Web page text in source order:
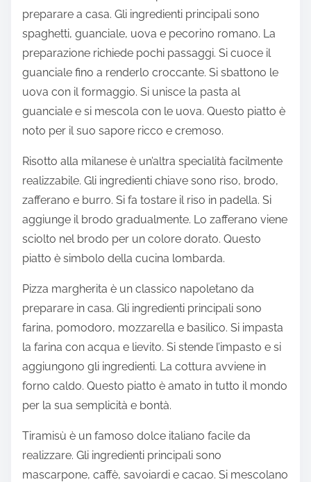
preparare a casa. Gli ingredienti principali sono
spaghetti, guanciale, uova e pecorino romano. La
preparazione richiede pochi passaggi. Si cuoce il
guanciale fino a renderlo croccante. Si sbattono le
uova con il formaggio. Si unisce la pasta al
guanciale e si mescola con le uova. Questo piatto è
noto per il suo sapore ricco e cremoso.
Risotto alla milanese è un’altra specialità facilmente
realizzabile. Gli ingredienti chiave sono riso, brodo,
zafferano e burro. Si fa tostare il riso in padella. Si
aggiunge il brodo gradualmente. Lo zafferano viene
sciolto nel brodo per un colore dorato. Questo
piatto è simbolo della cucina lombarda.
Pizza margherita è un classico napoletano da
preparare in casa. Gli ingredienti principali sono
farina, pomodoro, mozzarella e basilico. Si impasta
la farina con acqua e lievito. Si stende l’impasto e si
aggiungono gli ingredienti. La cottura avviene in
forno caldo. Questo piatto è amato in tutto il mondo
per la sua semplicità e bontà.
Tiramisù è un famoso dolce italiano facile da
realizzare. Gli ingredienti principali sono
mascarpone, caffè, savoiardi e cacao. Si mescolano